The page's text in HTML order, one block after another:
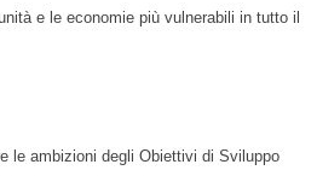
e le economie più vulnerabili in tutto il
le ambizioni degli Obiettivi di Sviluppo